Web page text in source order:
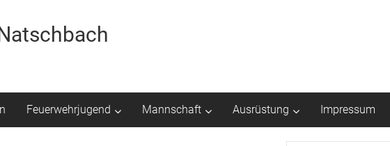
Feuerwehrjugend Mannschaft Ausrüstung Impressum